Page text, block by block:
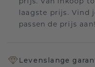
prijs. Van inkoop
laagste prijs. Vind
passen de prijs aan!
Levenslange